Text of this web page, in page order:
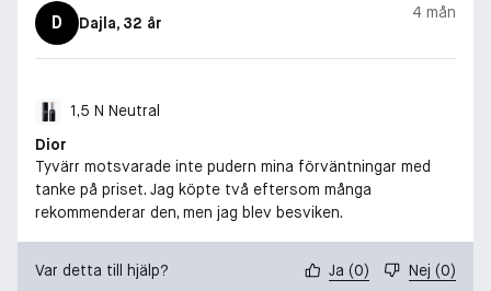
D Dajla, 32 år
4 mån
1,5 N Neutral
Dior
Tyvärr motsvarade inte pudern mina förväntningar med
tanke på priset. Jag köpte två eftersom många
rekommenderar den, men jag blev besviken.
Var detta till hjälp? Ja (0) Nej (0)